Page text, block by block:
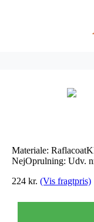
Materiale:
NejOprulning: Udv.
224 kr. (Vis fragtpris)